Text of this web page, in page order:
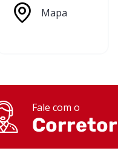
Mapa
Fale com o
Corretor